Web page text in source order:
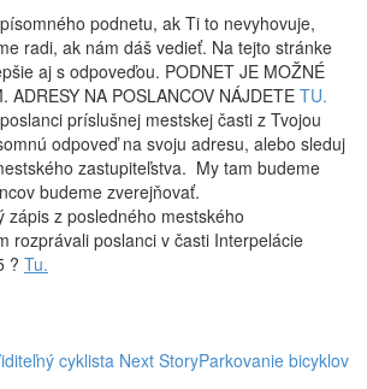
podnetu, ak Ti to nevyhovuje,
radi, ak nám dáš vedieť. Na tejto stránke
aj s odpoveďou. PODNET JE MOŽNÉ
ADRESY NA POSLANCOV NÁJDETE TU.
príslušnej mestskej časti z Tvojou
odpoveď na svoju adresu, alebo sleduj
zastupiteľstva. My tam budeme
budeme zverejňovať.
zápis z posledného mestského
rozprávali poslanci v časti Interpelácie
? Tu.
cyklista Next StoryParkovanie bicyklov